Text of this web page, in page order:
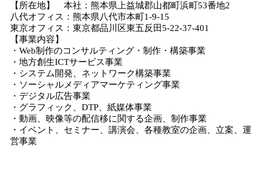
【所在地】 本社：熊本県上益城郡山都町浜町53番地2
八代オフィス：熊本県八代市本町1-9-15
東京オフィス：東京都品川区東五反田5-22-37-401
【事業内容】
・Web制作のコンサルティング・制作・構築事業
・地方創生ICTサービス事業
・システム開発、ネットワーク構築事業
・ソーシャルメディアマーケティング事業
・デジタル広告事業
・グラフィック、DTP、紙媒体事業
・動画、映像等の配信移に関する企画、制作事業
・イベント、セミナー、講演会、各種教室の企画、立案、運
営事業